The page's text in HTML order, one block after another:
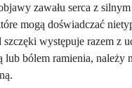
zawału serca z
mogą doświadczać
szczęki występuje razem z
lub bólem ramienia, należy